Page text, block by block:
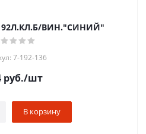
ВИН."СИНИЙ"
7-192-136
руб./шт
В корзину